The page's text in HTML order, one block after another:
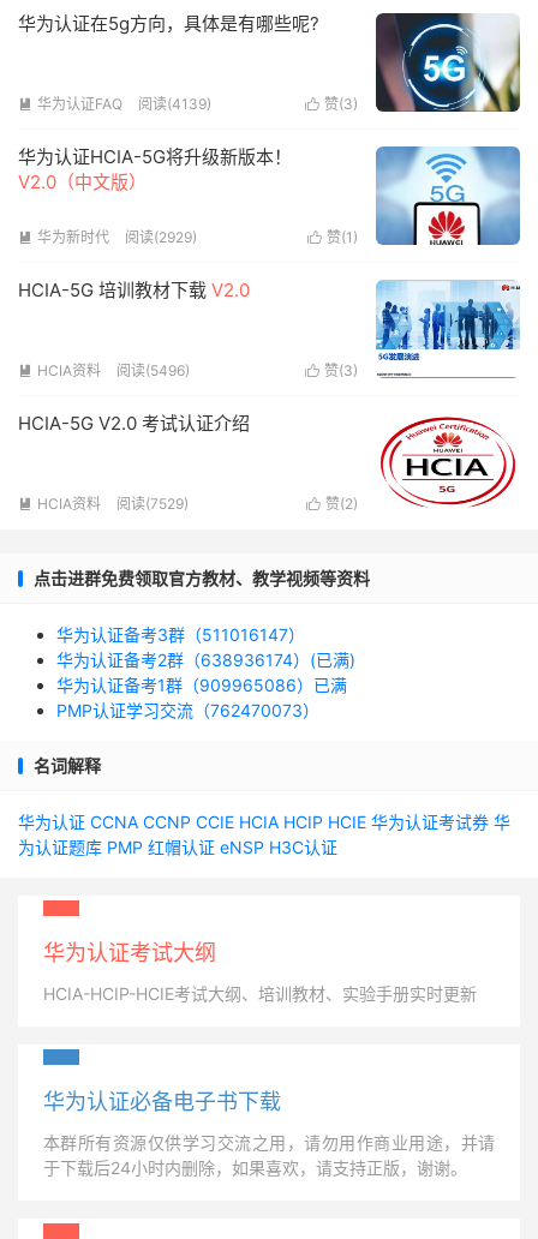
华为认证在5g方向，具体是有哪些呢?
 赞(3)
 华为认证FAQ 阅读(4139)
华为认证HCIA-5G将升级新版本！
V2.0（中文版）
 赞(1 )
 华为新时代 阅读(2929)
HCIA-5G 培训教材下载 V2.0
 赞(3)
 HCIA资料 阅读(5496)
HCIA-5G V2.0 考试认证介绍
 赞(2)
 HCIA资料 阅读(7529)
点击进群免费领取官方教材、教学视频等资料
华为认证备考3群（511016147）
华为认证备考2群（638936174）(已满)
华为认证备考1群（909965086）已满
PMP认证学习交流（762470073）
名词解释
华为认证 CCNA CCNP CCIE HCIA HCIP HCIE 华为认证考试券 华
为认证题库 PMP 红帽认证 eNSP H3C认证
华为认证考试大纲
HCIA-HCIP-HCIE考试大纲、培训教材、实验手册实时更新
华为认证必备电子书下载
本群所有资源仅供学习交流之用，请勿用作商业用途，并请
于下载后24小时内删除，如果喜欢，请支持正版，谢谢。